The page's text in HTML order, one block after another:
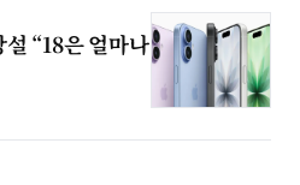
“18은 얼마나